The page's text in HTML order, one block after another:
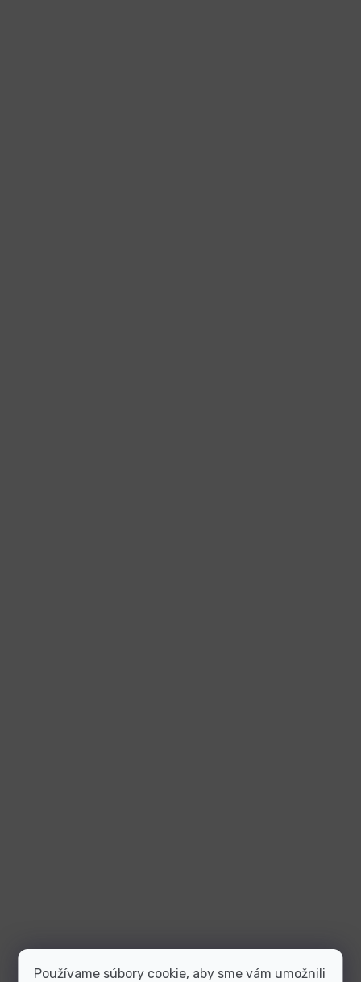
Používame súbory cookie, aby sme vám umožnili